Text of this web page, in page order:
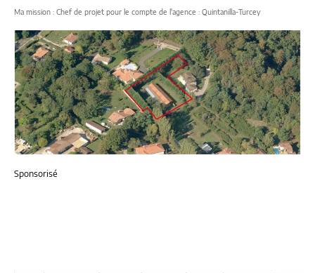
Ma mission : Chef de projet pour le compte de l'agence : Quintanilla-Turcey
Sponsorisé